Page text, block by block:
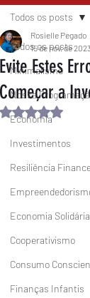
Todos os posts
Minimalismo
Nossa
Economia
Investimentos
Resiliência
Economia Solidária
Cooperativismo
Consumo
Finanças Infantis
Todos os posts
Evite Estes
Começar a
Rosielle Pegado
15 de nov. de 2023
Avaliado